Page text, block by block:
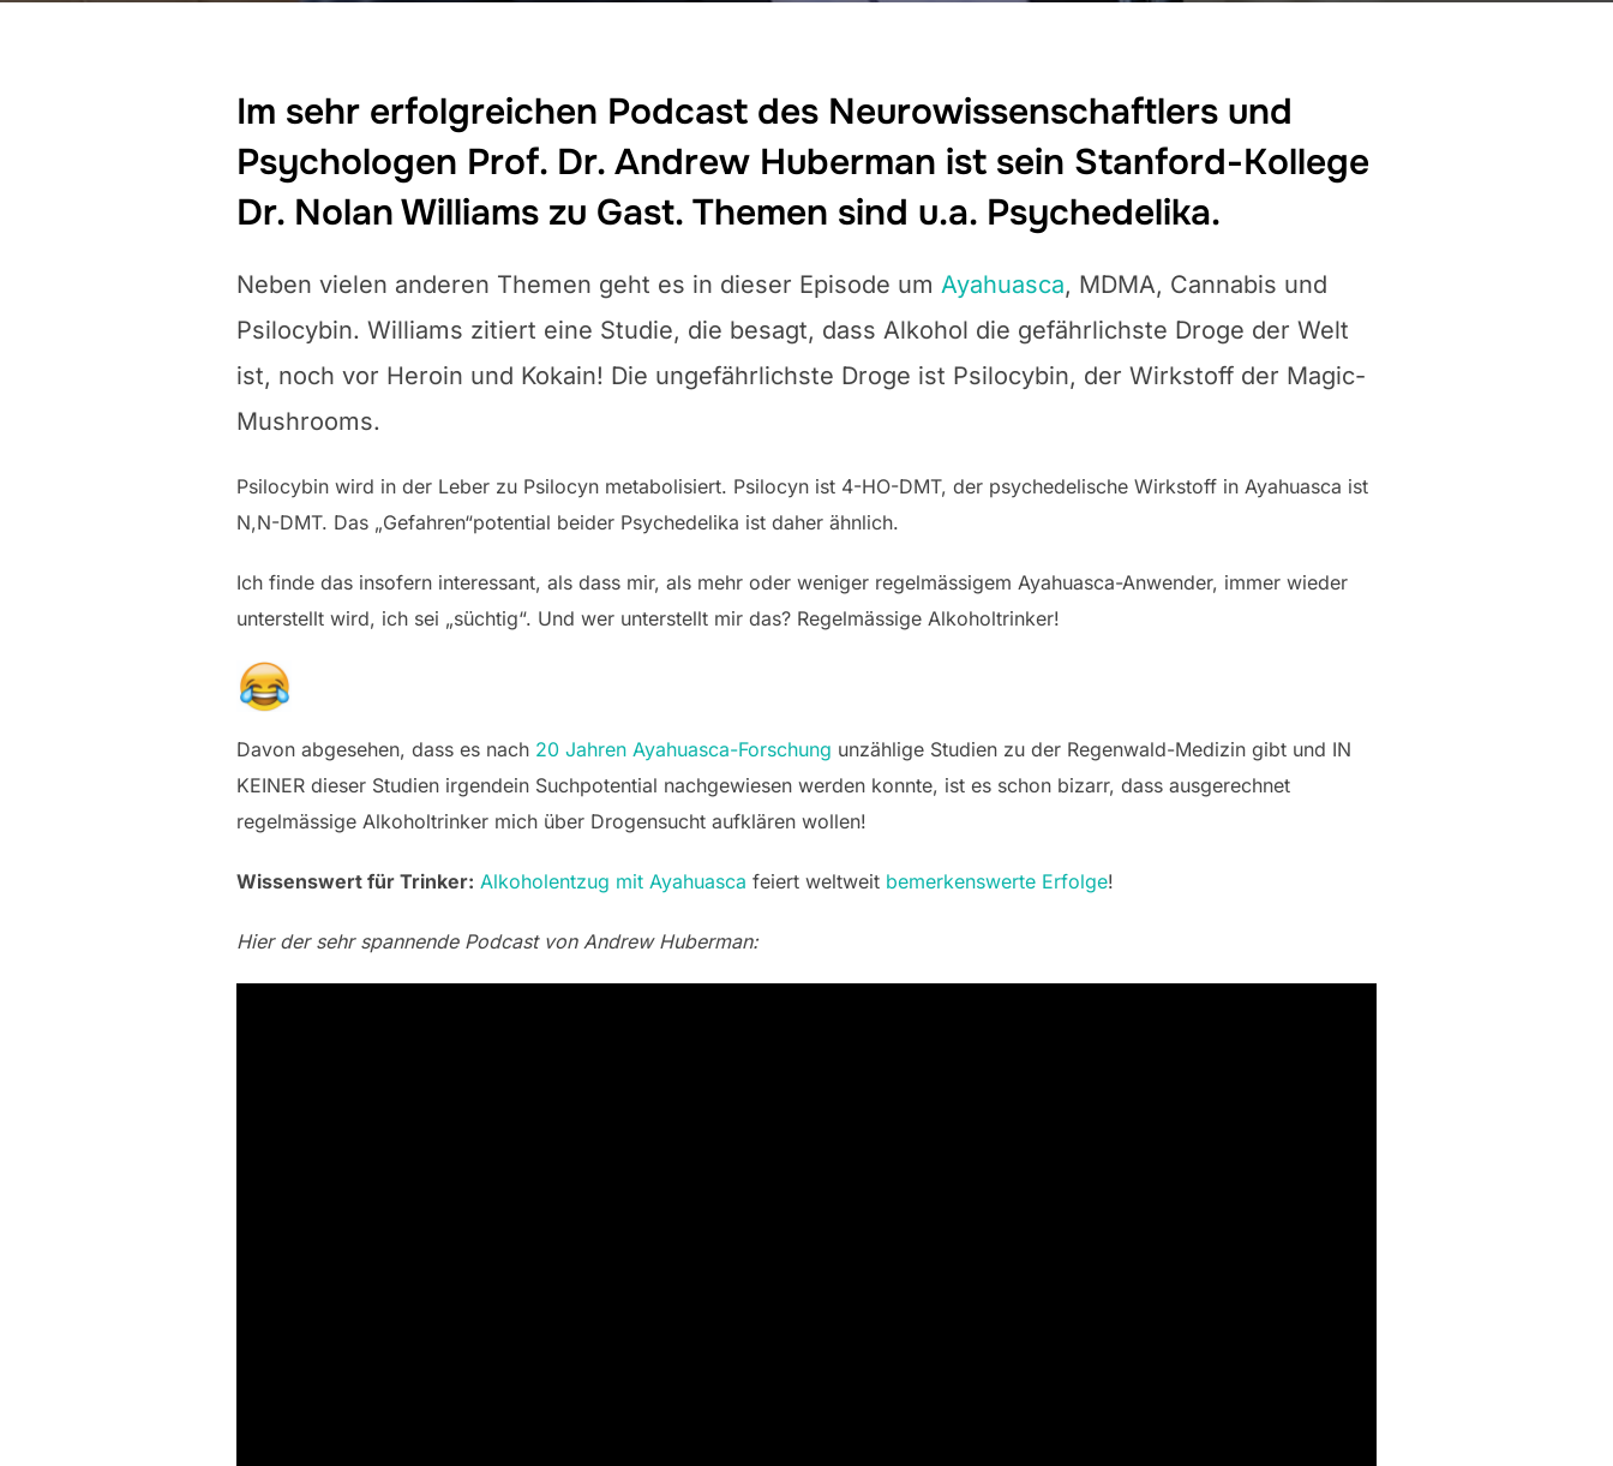
Im sehr erfolgreichen Podcast des Neurowissenschaftlers und
Psychologen Prof. Dr. Andrew Huberman ist sein Stanford-Kollege
Dr. Nolan Williams zu Gast. Themen sind u.a. Psychedelika.
Neben vielen anderen Themen geht es in dieser Episode um Ayahuasca, MDMA, Cannabis und
Psilocybin. Williams zitiert eine Studie, die besagt, dass Alkohol die gefährlichste Droge der Welt
ist, noch vor Heroin und Kokain! Die ungefährlichste Droge ist Psilocybin, der Wirkstoff der Magic-
Mushrooms.
Psilocybin wird in der Leber zu Psilocyn metabolisiert. Psilocyn ist 4-HO-DMT, der psychedelische Wirkstoff in Ayahuasca ist
N,N-DMT. Das „Gefahren“potential beider Psychedelika ist daher ähnlich.
Ich finde das insofern interessant, als dass mir, als mehr oder weniger regelmässigem Ayahuasca-Anwender, immer wieder
unterstellt wird, ich sei „süchtig“. Und wer unterstellt mir das? Regelmässige Alkoholtrinker!
Davon abgesehen, dass es nach 20 Jahren Ayahuasca-Forschung unzählige Studien zu der Regenwald-Medizin gibt und IN
KEINER dieser Studien irgendein Suchpotential nachgewiesen werden konnte, ist es schon bizarr, dass ausgerechnet
regelmässige Alkoholtrinker mich über Drogensucht aufklären wollen!
Wissenswert für Trinker: Alkoholentzug mit Ayahuasca feiert weltweit bemerkenswerte Erfolge!
Hier der sehr spannende Podcast von Andrew Huberman: